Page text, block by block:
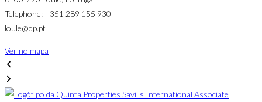
Telephone: +351 289 155 930
loule@qp.pt
Ver no mapa